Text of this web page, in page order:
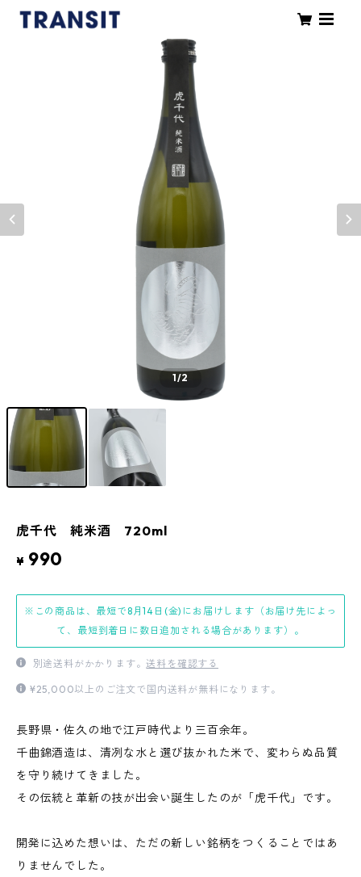
1/2
虎千代 純米酒 720ml
¥ 990
※この商品は、最短で8月14日(金)にお届けします（お届け先によっ
て、最短到着日に数日追加される場合があります）。
別途送料がかかります。送料を確認する
¥25,000以上のご注文で国内送料が無料になります。
長野県・佐久の地で江戸時代より三百余年。
千曲錦酒造は、清冽な水と選び抜かれた米で、変わらぬ品質
を守り続けてきました。
その伝統と革新の技が出会い誕生したのが「虎千代」です。
開発に込めた想いは、ただの新しい銘柄をつくることではあ
りませんでした。